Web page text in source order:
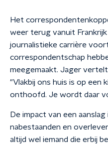
Het
weer terug vanuit
journalistieke carrière
correspondentschap
meegemaakt. Jager
"Vlakbij ons huis is op een
onthoofd. Je wordt daar
De impact van een
nabestaanden en
altijd wel iemand die erbij